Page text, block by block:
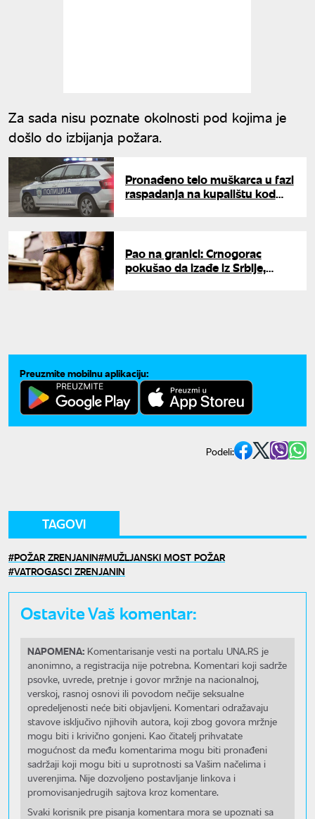
Za sada nisu poznate okolnosti pod kojima je
došlo do izbijanja požara.
Pronađeno telo muškarca u fazi
raspadanja na kupalištu kod
Pao na granici: Crnogorac
pokušao da izađe iz Srbije,
Preuzmite mobilnu aplikaciju:
Podeli:
TAGOVI
POŽAR ZRENJANIN MUŽLJANSKI MOST POŽAR
VATROGASCI ZRENJANIN
Ostavite Vaš komentar:
NAPOMENA: Komentarisanje vesti na portalu UNA.RS je
anonimno, a registracija nije potrebna. Komentari koji sadrže
psovke, uvrede, pretnje i govor mržnje na nacionalnoj,
verskoj, rasnoj osnovi ili povodom nečije seksualne
opredeljenosti neće biti objavljeni. Komentari odražavaju
stavove isključivo njihovih autora, koji zbog govora mržnje
mogu biti i krivično gonjeni. Kao čitatelj prihvatate
mogućnost da među komentarima mogu biti pronađeni
sadržaji koji mogu biti u suprotnosti sa Vašim načelima i
uverenjima. Nije dozvoljeno postavljanje linkova i
promovisanjedrugih sajtova kroz komentare.
Svaki korisnik pre pisanja komentara mora se upoznati sa